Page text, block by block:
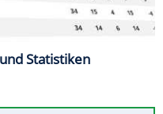
Statistiken